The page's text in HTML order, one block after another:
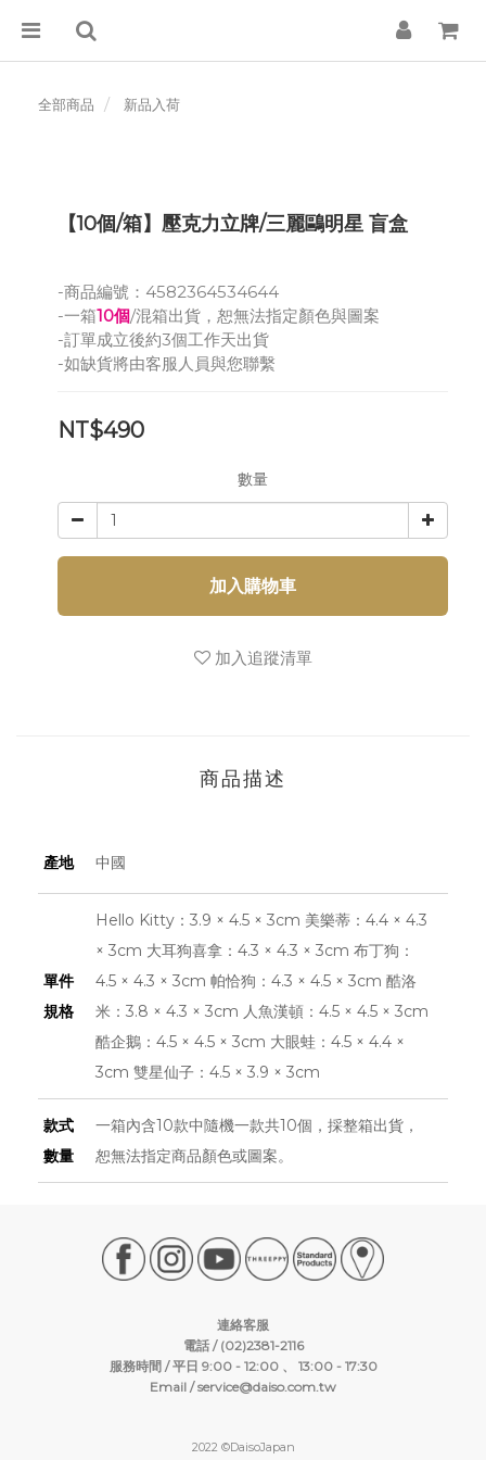
全部商品 新品入荷
【10個/箱】壓克力立牌/三麗鷗明星 盲盒
-商品編號：4582364534644
-一箱10個/混箱出貨，恕無法指定顏色與圖案
-訂單成立後約3個工作天出貨
-如缺貨將由客服人員與您聯繫
NT$490
數量
加入購物車
加入追蹤清單
商品描述
產地 中國
單件
規格
Hello Kitty：3.9 × 4.5 × 3cm 美樂蒂：4.4 × 4.3
× 3cm 大耳狗喜拿：4.3 × 4.3 × 3cm 布丁狗：
4.5 × 4.3 × 3cm 帕恰狗：4.3 × 4.5 × 3cm 酷洛
米：3.8 × 4.3 × 3cm 人魚漢頓：4.5 × 4.5 × 3cm
酷企鵝：4.5 × 4.5 × 3cm 大眼蛙：4.5 × 4.4 ×
3cm 雙星仙子：4.5 × 3.9 × 3cm
款式
數量
一箱內含10款中隨機一款共10個，採整箱出貨，
恕無法指定商品顏色或圖案。
連絡客服
電話 / (02)2381-2116
服務時間 / 平日 9:00 - 12:00 、 13:00 - 17:30
Email /service@daiso.com.tw
2022 ©DaisoJapan